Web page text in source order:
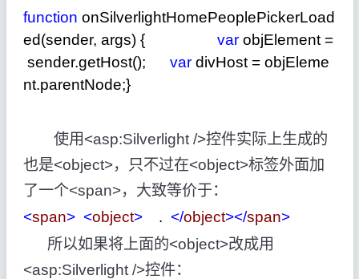
function onSilverlightHomePeoplePickerLoad
ed(sender, args) { varobjElement =
sender.getHost(); vardivHost =objEleme
nt.parentNode;}
使用<asp:Silverlight />控件实际上生成的
也是<object>，只不过在<object>标签外面加
了一个<span>，大致等价于：
<span> <object>. </object></span>
所以如果将上面的<object>改成用
<asp:Silverlight />控件：